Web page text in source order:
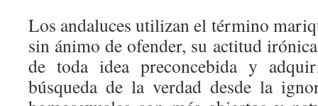
Los andaluces utilizan el término
sin ánimo de ofender, su actitud
de toda idea preconcebida y
búsqueda de la verdad desde la